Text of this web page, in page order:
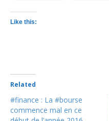
Like this:
Related
#finance : La #bourse
commence mal en ce